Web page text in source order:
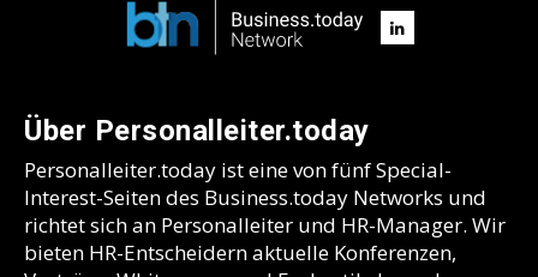
Über Personalleiter.today
Personalleiter.today ist eine von fünf Special-
Interest-Seiten des Business.today Networks und
richtet sich an Personalleiter und HR-Manager. Wir
bieten HR-Entscheidern aktuelle Konferenzen,